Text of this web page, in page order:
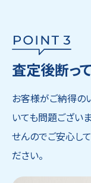
査定後断っ
お客様がご納得の
いても問題ござい
せんのでご安心し
ださい。